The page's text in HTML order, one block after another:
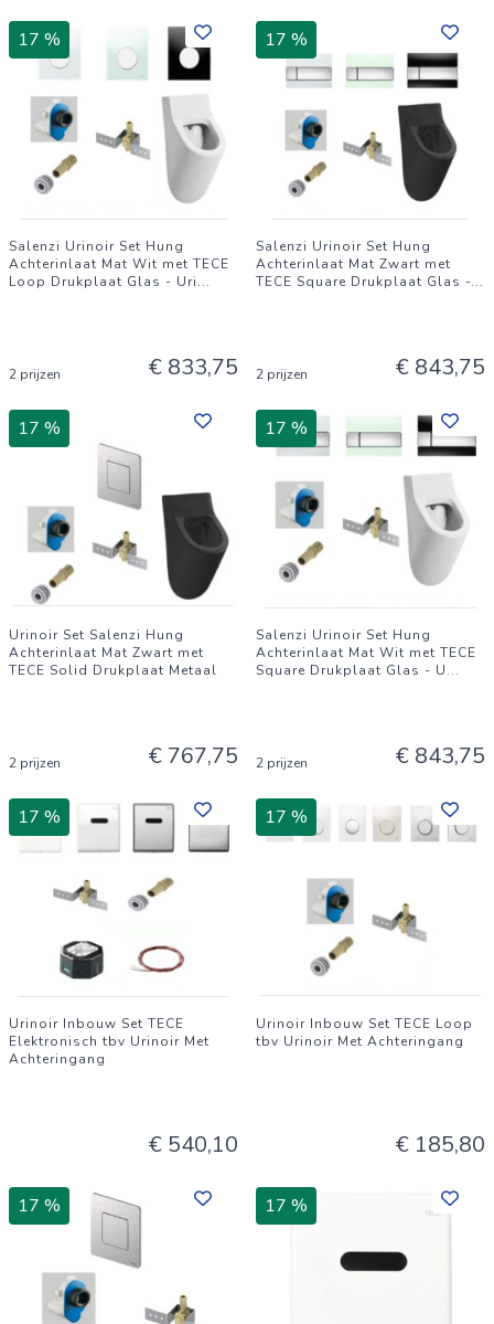
17 %
Salenzi Urinoir Set Hung
Achterinlaat Mat Wit met TECE
Loop Drukplaat Glas - Uri...
2 prijzen € 833,75
17 %
Salenzi Urinoir Set Hung
Achterinlaat Mat Zwart met
TECE Square Drukplaat Glas -...
2 prijzen € 843,75
17 %
Urinoir Set Salenzi Hung
Achterinlaat Mat Zwart met
TECE Solid Drukplaat Metaal
2 prijzen € 767,75
17 %
Salenzi Urinoir Set Hung
Achterinlaat Mat Wit met TECE
Square Drukplaat Glas - U...
2 prijzen € 843,75
17 %
Urinoir Inbouw Set TECE
Elektronisch tbv Urinoir Met
Achteringang
€ 540,10
17 %
Urinoir Inbouw Set TECE Loop
tbv Urinoir Met Achteringang
€ 185,80
17 % 17 %